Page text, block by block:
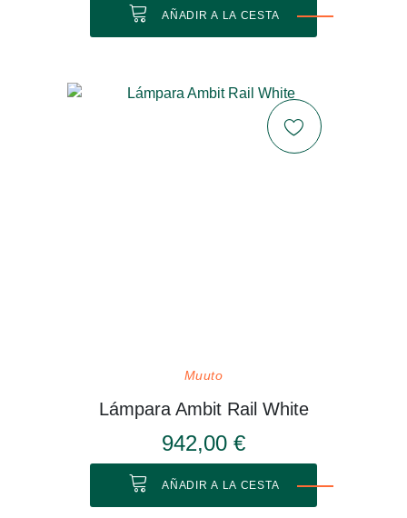
AÑADIR A LA CESTA
Muuto
Lámpara Ambit Rail White
942,00 €
AÑADIR A LA CESTA